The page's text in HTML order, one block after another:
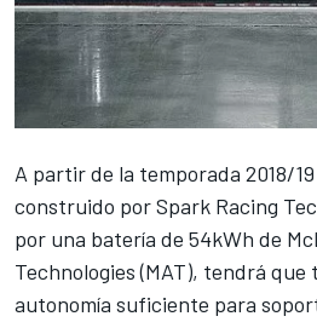
A partir de la temporada 2018/
construido por Spark Racing
por una batería de 54kWh de
Technologies (MAT), tendrá que
autonomía suficiente para